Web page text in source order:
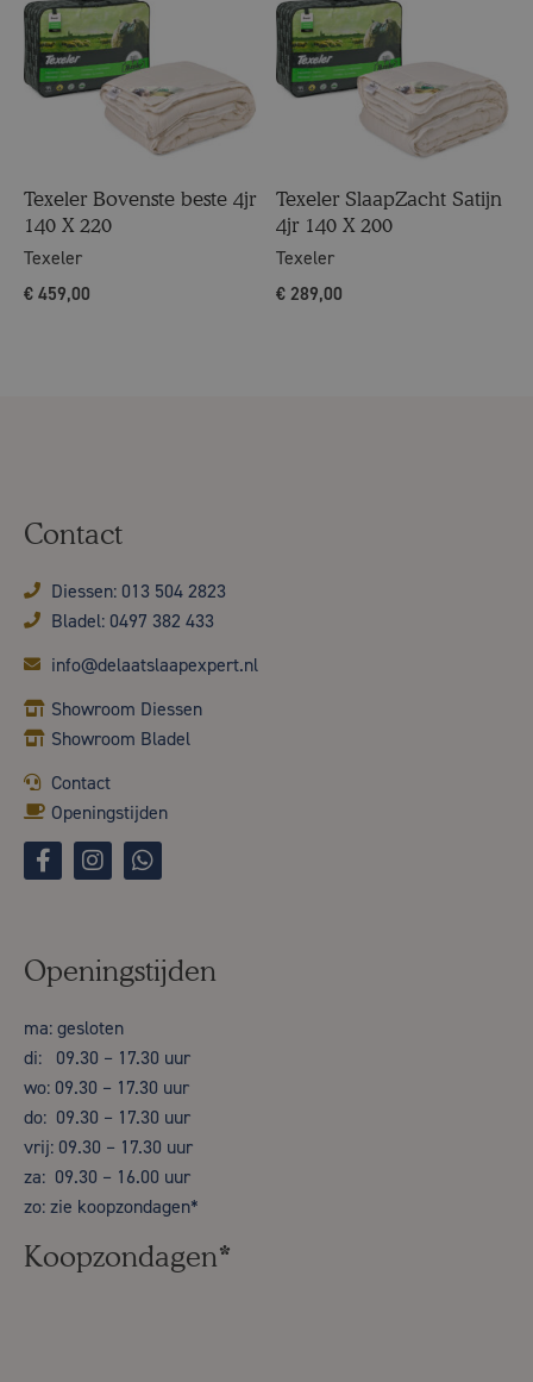
Texeler Bovenste beste 4jr
140 X 220
Texeler
€ 459,00
Texeler SlaapZacht Satijn
4jr 140 X 200
Texeler
€ 289,00
Contact
Diessen: 013 504 2823
Bladel: 0497 382 433
info@delaatslaapexpert.nl
Showroom Diessen
Showroom Bladel
Contact
Openingstijden
Openingstijden
ma: gesloten
di: 09.30 – 17.30 uur
wo: 09.30 – 17.30 uur
do: 09.30 – 17.30 uur
vrij: 09.30 – 17.30 uur
za: 09.30 – 16.00 uur
zo: zie koopzondagen*
Koopzondagen*